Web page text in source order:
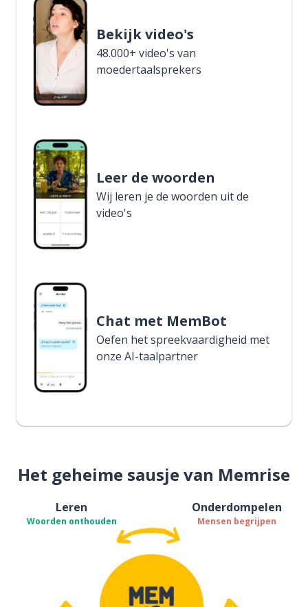
Bekijk video's
48.000+ video's van
moedertaalsprekers
Leer de woorden
Wij leren je de woorden uit de
video's
Chat met MemBot
Oefen het spreekvaardigheid met
onze AI-taalpartner
Het geheime sausje van Memrise
Leren
Woorden onthouden
Onderdompelen
Mensen begrijpen